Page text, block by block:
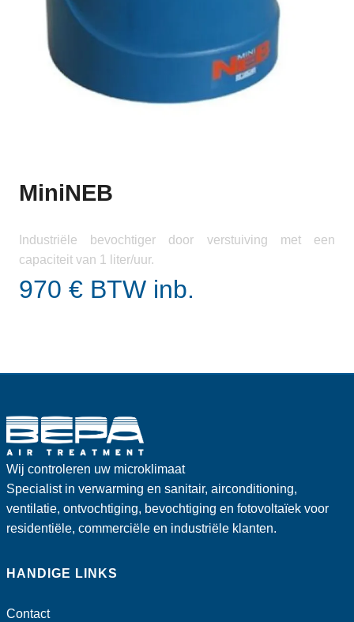
MiniNEB
Industriële bevochtiger door verstuiving met een
capaciteit van 1 liter/uur.
970 € BTW inb.
Wij controleren uw microklimaat
Specialist in verwarming en sanitair, airconditioning,
ventilatie, ontvochtiging, bevochtiging en fotovoltaïek voor
residentiële, commerciële en industriële klanten.
HANDIGE LINKS
Contact